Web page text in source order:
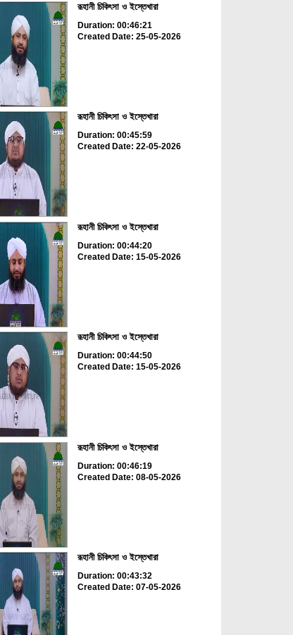
রূহানী চিকিৎসা ও ইস্তেখারা
Duration: 00:46:21
Created Date: 25-05-2026
রূহানী চিকিৎসা ও ইস্তেখারা
Duration: 00:45:59
Created Date: 22-05-2026
রূহানী চিকিৎসা ও ইস্তেখারা
Duration: 00:44:20
Created Date: 15-05-2026
রূহানী চিকিৎসা ও ইস্তেখারা
Duration: 00:44:50
Created Date: 15-05-2026
রূহানী চিকিৎসা ও ইস্তেখারা
Duration: 00:46:19
Created Date: 08-05-2026
রূহানী চিকিৎসা ও ইস্তেখারা
Duration: 00:43:32
Created Date: 07-05-2026